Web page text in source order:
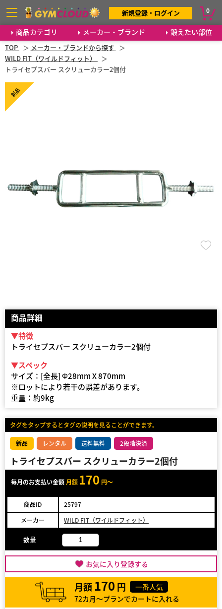
商品カテゴリ メーカー・ブランド 鍛えたい部位
新規登録・ログイン 0
TOP
メーカー・ブランドから探す
WILD FIT（ワイルドフィット）
トライセプスバー スクリューカラー2個付
新品
商品詳細
▼特徴
トライセプスバー スクリューカラー2個付
▼スペック
サイズ：[全長] Φ28mm X 870mm
※ロットにより若干の誤差があります。
重量：約9kg
タグをタップするとタグの説明を見ることができます。
新品 レンタル 送料無料 2段階決済
トライセプスバー スクリューカラー2個付
毎月のお支払い金額 月額 170 円～
商品ID
25797
メーカー
WILD FIT（ワイルドフィット）
数量
お気に入り登録する
月額 170 円
一番人気
72カ月～プランでカートに入れる